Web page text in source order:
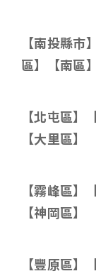
【南投縣
區】【南區】
【北屯區】
【大里區】
【霧峰區】
【神岡區】
【豐原區】